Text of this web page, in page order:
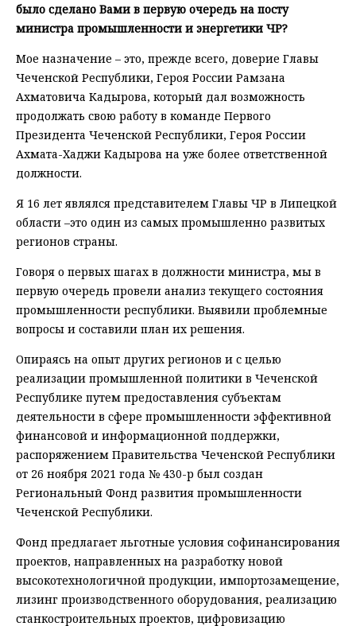
было сделано Вами в первую очередь на посту
министра промышленности и энергетики ЧР?
Мое назначение – это, прежде всего, доверие Главы
Чеченской Республики, Героя России Рамзана
Ахматовича Кадырова, который дал возможность
продолжать свою работу в команде Первого
Президента Чеченской Республики, Героя России
Ахмата-Хаджи Кадырова на уже более ответственной
должности.
Я 16 лет являлся представителем Главы ЧР в Липецкой
области –это один из самых промышленно развитых
регионов страны.
Говоря о первых шагах в должности министра, мы в
первую очередь провели анализ текущего состояния
промышленности республики. Выявили проблемные
вопросы и составили план их решения.
Опираясь на опыт других регионов и с целью
реализации промышленной политики в Чеченской
Республике путем предоставления субъектам
деятельности в сфере промышленности эффективной
финансовой и информационной поддержки,
распоряжением Правительства Чеченской Республики
от 26 ноября 2021 года № 430-р был создан
Региональный Фонд развития промышленности
Чеченской Республики.
Фонд предлагает льготные условия софинансирования
проектов, направленных на разработку новой
высокотехнологичной продукции, импортозамещение,
лизинг производственного оборудования, реализацию
станкостроительных проектов, цифровизацию